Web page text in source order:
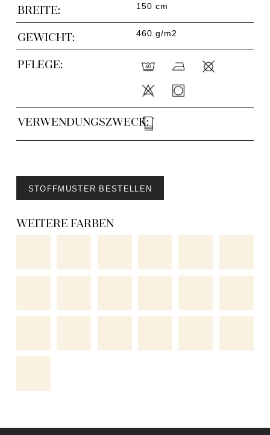
BREITE: 150 cm
GEWICHT: 460 g/m2
PFLEGE:
VERWENDUNGSZWECK:
STOFFMUSTER BESTELLEN
WEITERE FARBEN